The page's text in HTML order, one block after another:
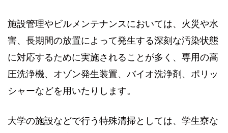
施設管理やビルメンテナンスにおいては、火災や水
害、長期間の放置によって発生する深刻な汚染状態
に対応するために実施されることが多く、専用の高
圧洗浄機、オゾン発生装置、バイオ洗浄剤、ポリッ
シャーなどを用いたりします。
大学の施設などで行う特殊清掃としては、学生寮な